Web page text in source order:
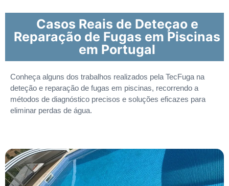
Casos Reais de Deteçao e
Reparação de Fugas em Piscinas
em Portugal
Conheça alguns dos trabalhos realizados pela TecFuga na
deteção e reparação de fugas em piscinas, recorrendo a
métodos de diagnóstico precisos e soluções eficazes para
eliminar perdas de água.